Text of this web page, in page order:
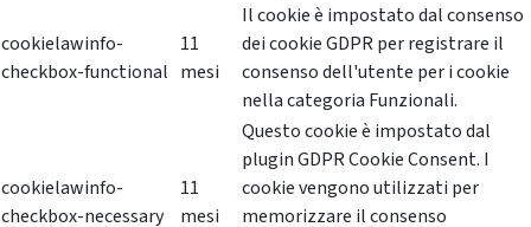
cookielawinfo-
checkbox-functional
11
mesi
Il cookie è impostato dal consenso
dei cookie GDPR per registrare il
consenso dell'utente per i cookie
nella categoria Funzionali.
cookielawinfo-
checkbox-necessary
11
mesi
Questo cookie è impostato dal
plugin GDPR Cookie Consent. I
cookie vengono utilizzati per
memorizzare il consenso